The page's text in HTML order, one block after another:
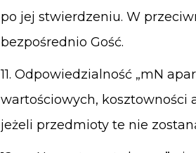
po jej stwierdzeniu. W
bezpośrednio Gość.
11. Odpowiedzialność „mN
wartościowych, kosztowności
jeżeli przedmioty te nie